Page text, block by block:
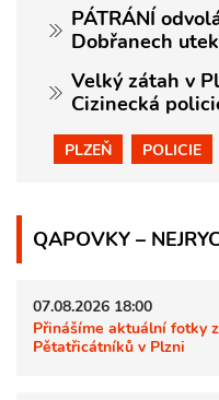
PÁTRÁNÍ
Dobřanech
Velký zátah v
Cizinecká
PLZEŇ POLICIE
QAPOVKY –
07.08.2026 18:00
Přinášíme aktuální fotky
Pětatřicátníků v Plzni